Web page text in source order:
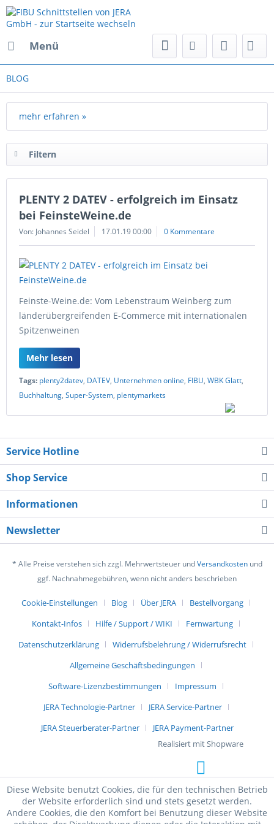
Menü
BLOG
mehr erfahren »
Filtern
PLENTY 2 DATEV - erfolgreich im Einsatz
bei FeinsteWeine.de
Von: Johannes Seidel 17.01.19 00:00 0 Kommentare
Feinste-Weine.de: Vom Lebenstraum Weinberg zum
länderübergreifenden E-Commerce mit internationalen
Spitzenweinen
Mehr lesen
Tags: plenty2datev, DATEV, Unternehmen online, FIBU, WBK Glatt,
Buchhaltung, Super-System, plentymarkets
Service Hotline
Shop Service
Informationen
Newsletter
* Alle Preise verstehen sich zzgl. Mehrwertsteuer undVersandkostenund
ggf. Nachnahmegebühren, wenn nicht anders beschrieben
Cookie-Einstellungen Blog Über JERA
Bestellvorgang
Kontakt-Infos
Hilfe / Support / WIKI
Fernwartung
Datenschutzerklärung
Widerrufsbelehrung / Widerrufsrecht
Allgemeine Geschäftsbedingungen
Software-Lizenzbestimmungen
Impressum
JERA Technologie-Partner
JERA Service-Partner
JERA Steuerberater-Partner
JERA Payment-Partner
Realisiert mit Shopware
Diese Website benutzt Cookies, die für den technischen Betrieb
der Website erforderlich sind und stets gesetzt werden.
Andere Cookies, die den Komfort bei Benutzung dieser Website